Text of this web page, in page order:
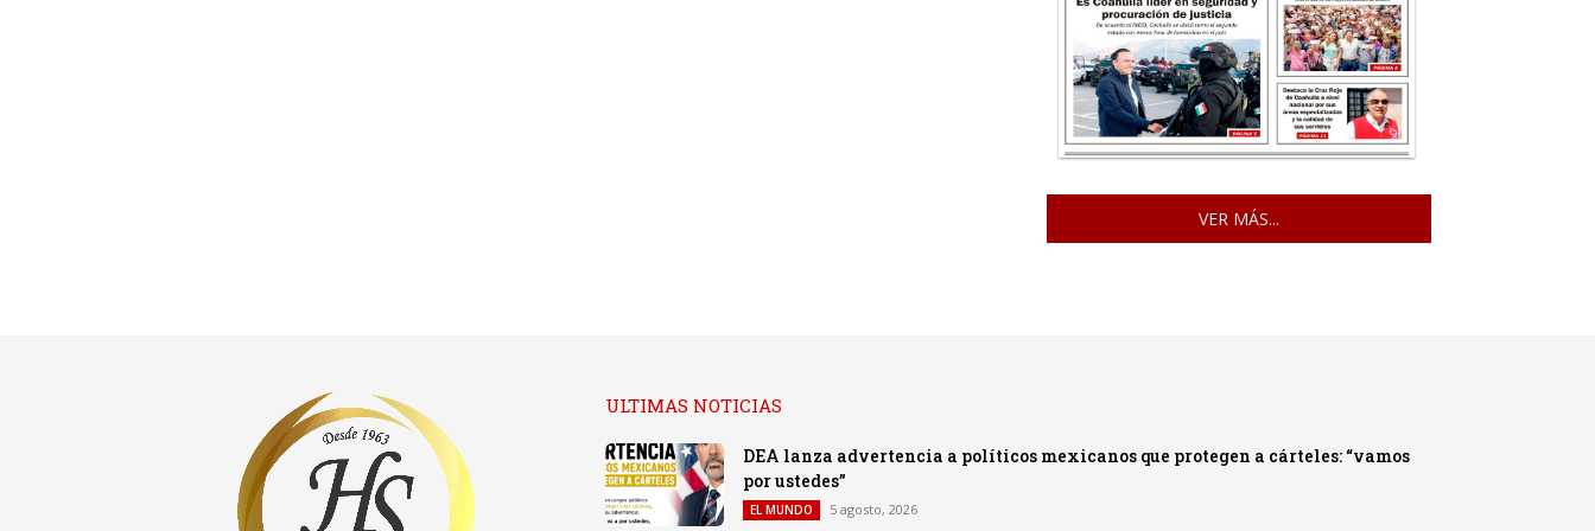
VER MÁS...
ULTIMAS NOTICIAS
DEA lanza advertencia a políticos mexicanos que protegen a cárteles: “vamos
por ustedes”
EL MUNDO 5 agosto, 2026